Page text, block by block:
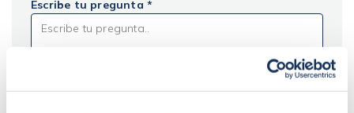
Escribe tu pregunta *